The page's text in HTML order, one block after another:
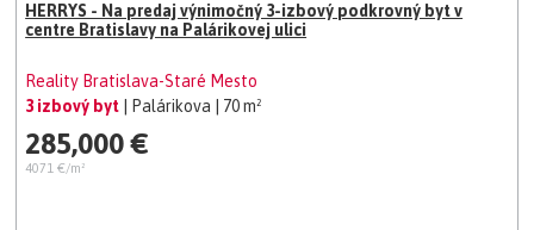
HERRYS - Na predaj výnimočný 3-izbový podkrovný byt v
centre Bratislavy na Palárikovej ulici
Reality Bratislava-Staré Mesto
3 izbový byt
| Palárikova | 70 m²
285,000 €
4071 €/m²